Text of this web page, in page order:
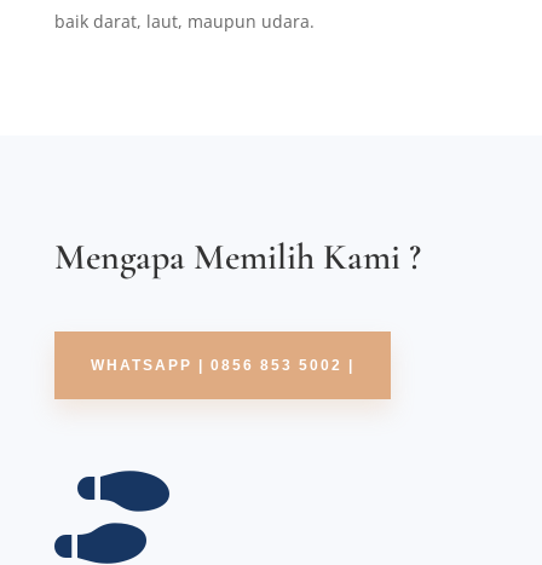
baik darat, laut, maupun udara.
Mengapa Memilih Kami ?
WHATSAPP | 0856 853 5002 |
